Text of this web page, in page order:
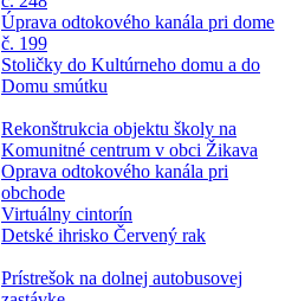
Úprava odtokového kanála pri dome
č. 199
Stoličky do Kultúrneho domu a do
Domu smútku
Rekonštrukcia objektu školy na
Komunitné centrum v obci Žikava
Oprava odtokového kanála pri
obchode
Virtuálny cintorín
Detské ihrisko Červený rak
Prístrešok na dolnej autobusovej